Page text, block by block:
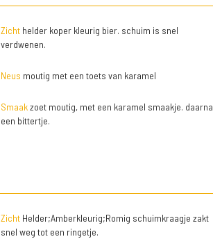
Zichthelder koper kleurig bier. schuim is snel
verdwenen.
Neus moutig met een toets van karamel
Smaakzoet moutig, met een karamel smaakje. daarna
een bittertje.
ZichtHelder;Amberkleurig;Romig schuimkraagje zakt
snel weg tot een ringetje.